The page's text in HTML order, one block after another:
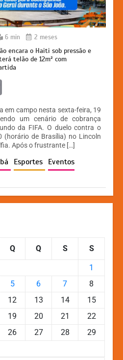
6 min 2 meses
encara o Haiti sob pressão e
telão de 12m² com
p
y
Li
n
em campo nesta sexta-feira, 19
um cenário de cobrança
da FIFA. O duelo contra o
(horário de Brasília) no Lincoln
Após o frustrante […]
Esportes Eventos
Q Q S S
1
5 6 7
8
12 13 14
15
19 20 21
22
26 27 28
29